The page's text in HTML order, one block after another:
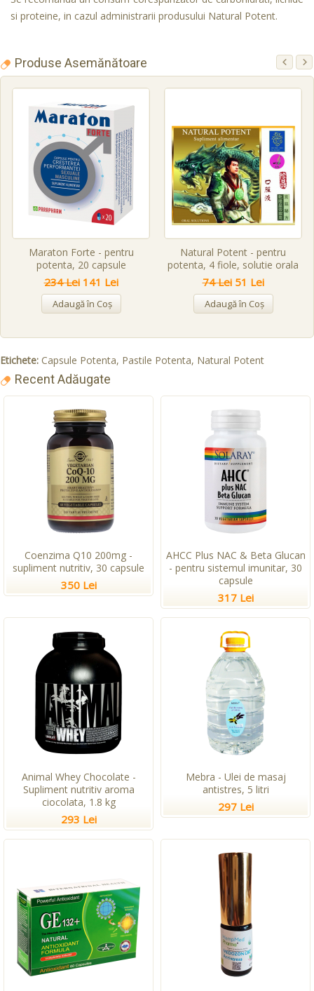
si proteine, in cazul administrarii produsului Natural Potent.
Produse Asemănătoare
Adaugă în Coş
Maraton Forte - pentru
potenta, 20 capsule
234 Lei 141 Lei
Adaugă în Coş
Natural Potent - pentru
potenta, 4 fiole, solutie orala
74 Lei 51 Lei
Etichete: Capsule Potenta, Pastile Potenta, Natural Potent
Recent Adăugate
Coenzima Q10 200mg -
supliment nutritiv, 30 capsule
350 Lei
AHCC Plus NAC & Beta Glucan
- pentru sistemul imunitar, 30
capsule
317 Lei
Animal Whey Chocolate -
Supliment nutritiv aroma
ciocolata, 1.8 kg
293 Lei
Mebra - Ulei de masaj
antistres, 5 litri
297 Lei